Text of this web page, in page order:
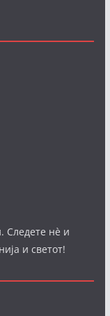
Следете нè и
и светот!